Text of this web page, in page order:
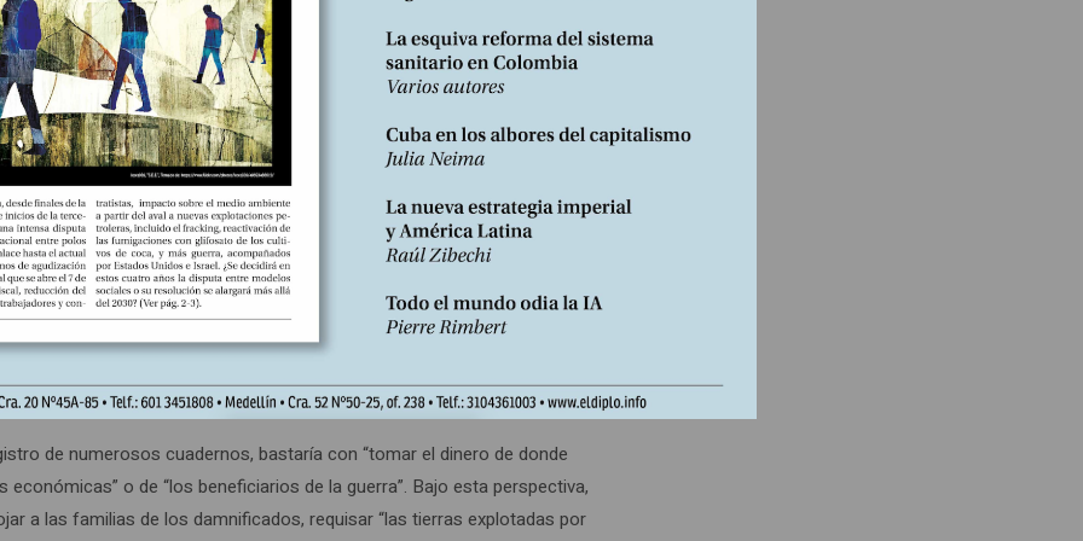
de progreso y de una confianza en las capacidades de
razonables”, observa el historiador Jean-Marie Guillon, quien ha
campo, el agua corriente, el alcantarillado, rutas asfaltadas y
colectivos: correo, hospital, teatro, biblioteca, cine, piscina,
de Isère incluso se llegó a plantear que “la construcción y el
centros comunitarios, así como el suministro de agua […] tienen que
mantenimiento del Ejército y la educación pública”. Los cuadernos de
del historiador Michel Pigenet– que proponían un abanico con múltiples
podría financiar el trabajo de los escritores; en otro, se plantea y solicita
populares pudieran irse de vacaciones. Es “necesario pedirle a la
nos haga vivir el hermoso sueño que cada uno de nosotros ha tenido
de numerosos cuadernos, bastaría con “tomar el dinero de donde
económicas” o de “los beneficiarios de la guerra”. Bajo esta perspectiva,
a las familias de los damnificados, requisar “las tierras explotadas por